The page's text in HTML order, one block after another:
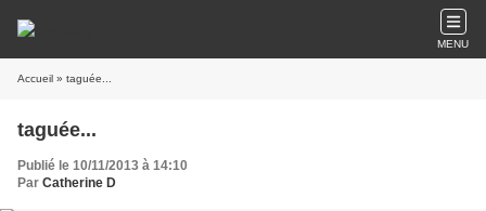
MENU
Accueil » taguée...
taguée...
Publié le 10/11/2013 à 14:10
Par Catherine D